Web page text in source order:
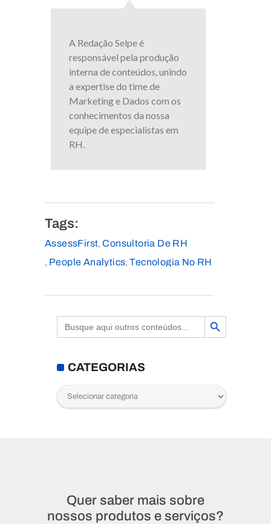
A Redação Selpe é
responsável pela produção
interna de conteúdos, unindo
a expertise do time de
Marketing e Dados com os
conhecimentos da nossa
equipe de especialistas em
RH.
Tags:
AssessFirst, Consultoria De RH
, People Analytics, Tecnologia No RH
Search
for:
Search Button
CATEGORIAS
Categorias
Quer saber mais sobre
nossos produtos e serviços?